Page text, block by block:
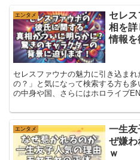
エンタメ
セレ
相を詳
情報を
セレスファウナの魅力に引き込ま
の？」と気になって検索する方も多
の中身や国、さらにはホロライブ
エンタメ
一生友
ぜ嫌わ
ｗ